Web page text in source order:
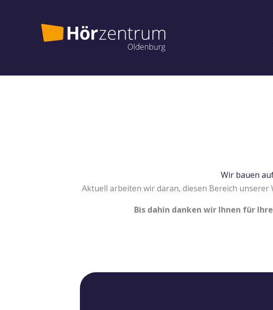
Wir bauen
Aktuell arbeiten wir daran, diesen Bereich unserer
Bis dahin danken wir Ihnen für